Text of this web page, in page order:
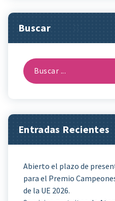
Buscar
Buscar:
Entradas Recientes
Abierto el plazo de
para el Premio
de la UE 2026.